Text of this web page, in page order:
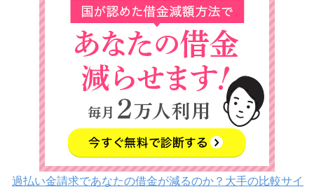
過払い金請求であなたの借金が減るのか？大手の比較サイ